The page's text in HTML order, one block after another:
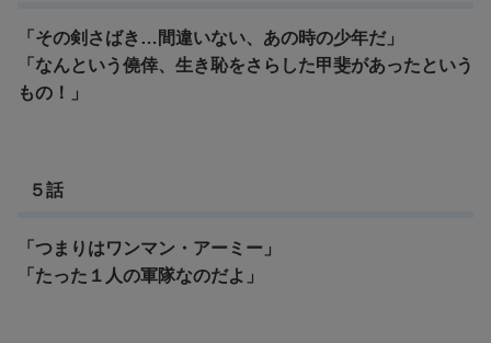
「その剣さばき…間違いない、あの時の少年だ」
「なんという僥倖、生き恥をさらした甲斐があったという
もの！」
５話
「つまりはワンマン・アーミー」
「たった１人の軍隊なのだよ」